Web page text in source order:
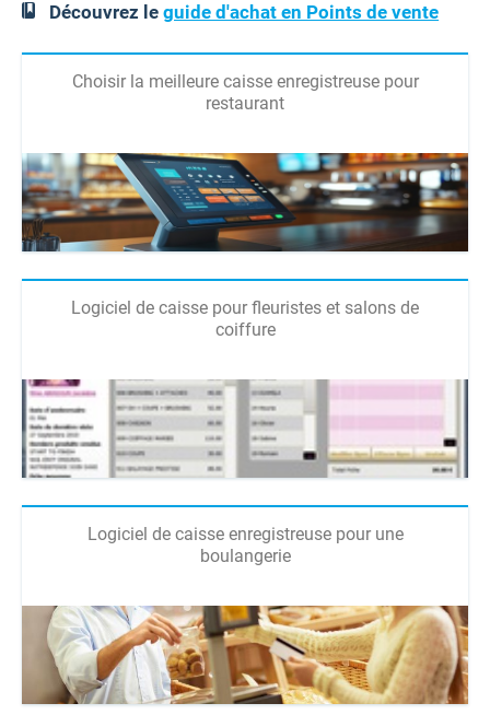
Découvrez leguide d'achat en Points de vente
Choisir la meilleure caisse enregistreuse pour
restaurant
Logiciel de caisse pour fleuristes et salons de
coiffure
Logiciel de caisse enregistreuse pour une
boulangerie